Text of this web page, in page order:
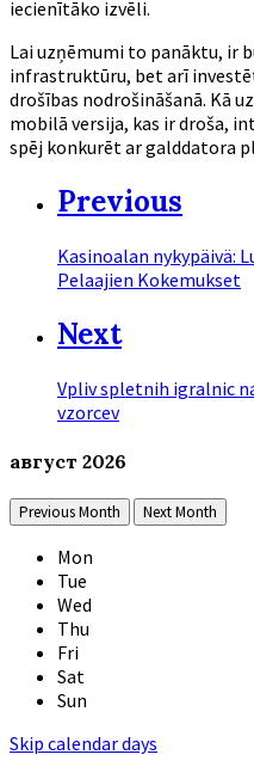
iecienītāko izvēli.
Lai uzņēmumi to panāktu, ir
infrastruktūru, bet arī
drošības nodrošināšanā. Kā
mobilā versija, kas ir droša,
spēj konkurēt ar galddatora
Previous
Kasinoalan nykypäivä:
Pelaajien Kokemukset
Next
Vpliv spletnih igralnic
vzorcev
август 2026
Previous Month Next Month
Mon
Tue
Wed
Thu
Fri
Sat
Sun
Skip calendar days